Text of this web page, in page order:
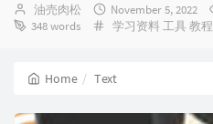
Author：
油売肉松
发
布
November 5, 2022
348 words
Categories：
学习资料工具 教程
Home Text